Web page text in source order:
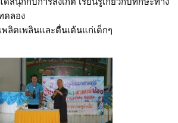
ดลอง
ลิดเพลินและตื่นเต้นแก่เด็กๆ